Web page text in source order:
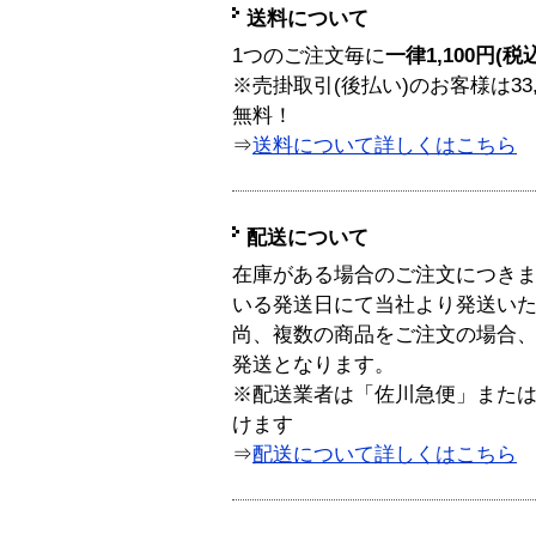
送料について
1つのご注文毎に一律1,100円(税
※売掛取引(後払い)のお客様は
無料！
⇒送料について詳しくはこちら
配送について
在庫がある場合のご注文につき
いる発送日にて当社より発送い
尚、複数の商品をご注文の場合
発送となります。
※配送業者は「佐川急便」また
けます
⇒配送について詳しくはこちら